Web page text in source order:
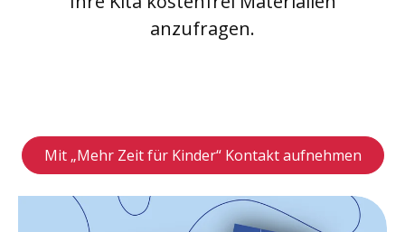
anzufragen.
Mit „Mehr Zeit für Kinder“ Kontakt aufnehmen